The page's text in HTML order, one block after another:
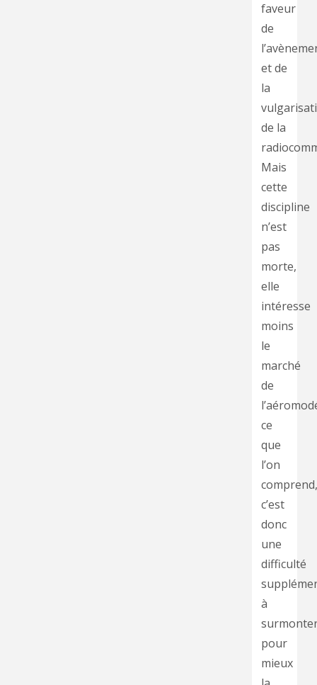
faveur
de
et de
la
de la
Mais
cette
discipline
n’est
pas
morte,
elle
intéresse
moins
le
marché
de
ce
que
l’on
comprend,
c’est
donc
une
difficulté
à
pour
mieux